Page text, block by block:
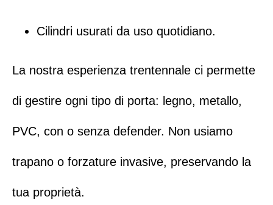
Cilindri usurati da uso quotidiano.
La nostra esperienza trentennale ci permette
di gestire ogni tipo di porta: legno, metallo,
PVC, con o senza defender. Non usiamo
trapano o forzature invasive, preservando la
tua proprietà.